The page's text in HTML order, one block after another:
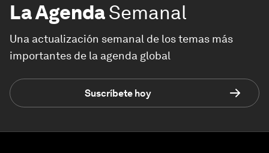
La AgendaSemanal
Una actualización semanal de los temas más
importantes de la agenda global
Suscríbete hoy